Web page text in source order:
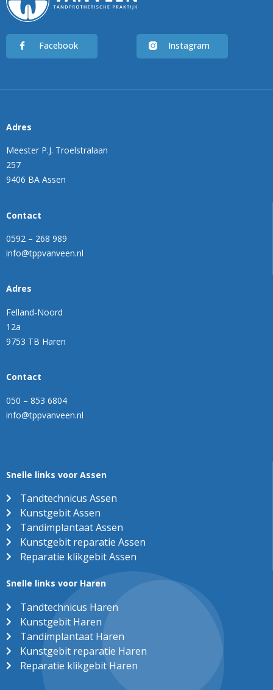
Facebook Instagram
Adres
Meester P.J. Troelstralaan
257
9406 BA Assen
Contact
0592 – 268 989
info@tppvanveen.nl
Adres
Felland-Noord
12a
9753 TB Haren
Contact
050 – 853 6804
info@tppvanveen.nl
Snelle links voor Assen
Tandtechnicus Assen
Kunstgebit Assen
Tandimplantaat Assen
Kunstgebit reparatie Assen
Reparatie klikgebit Assen
Snelle links voor Haren
Tandtechnicus Haren
Kunstgebit Haren
Tandimplantaat Haren
Kunstgebit reparatie Haren
Reparatie klikgebit Haren